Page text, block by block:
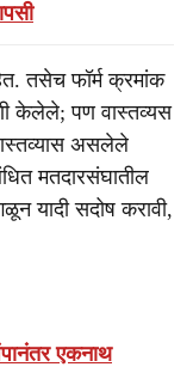
तसेच फॉर्म क्रमांक
केलेले; पण वास्तव्यस
असलेले
मतदारसंघातील
यादी सदोष करावी,
एकनाथ